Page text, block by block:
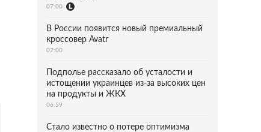
07:00
В России появится новый премиальный
кроссовер Avatr
07:00
Подполье рассказало об усталости и
истощении украинцев из-за высоких цен
на продукты и ЖКХ
06:59
Стало известно о потере оптимизма